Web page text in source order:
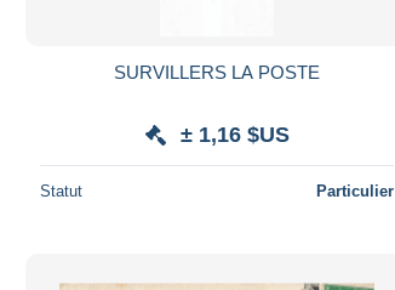
SURVILLERS LA POSTE
± 1,16 $US
Statut Particulier